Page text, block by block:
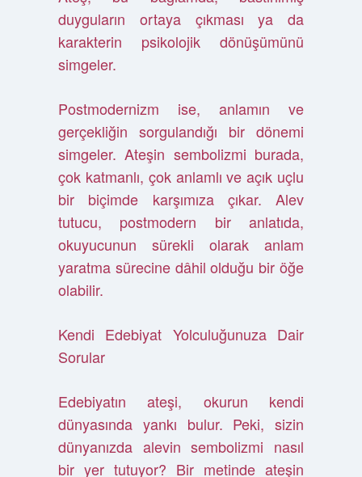
duyguların ortaya çıkması ya da
karakterin psikolojik dönüşümünü
simgeler.
Postmodernizm ise, anlamın ve
gerçekliğin sorgulandığı bir dönemi
simgeler. Ateşin sembolizmi burada,
çok katmanlı, çok anlamlı ve açık uçlu
bir biçimde karşımıza çıkar. Alev
tutucu, postmodern bir anlatıda,
okuyucunun sürekli olarak anlam
yaratma sürecine dâhil olduğu bir öğe
olabilir.
Kendi Edebiyat Yolculuğunuza Dair
Sorular
Edebiyatın ateşi, okurun kendi
dünyasında yankı bulur. Peki, sizin
dünyanızda alevin sembolizmi nasıl
bir yer tutuyor? Bir metinde ateşin